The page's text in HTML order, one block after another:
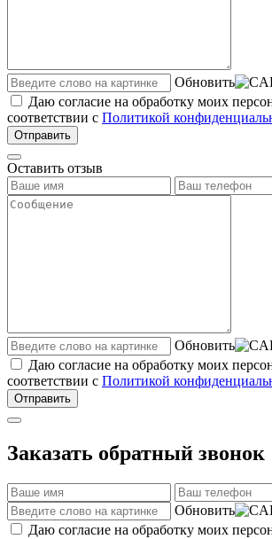
Обновить
Даю согласие на обработку моих
соответствии с Политикой
Отправить
Оставить отзыв
Обновить
Даю согласие на обработку моих
соответствии с Политикой
Отправить
Заказать обратный звонок
Обновить
Даю согласие на обработку моих